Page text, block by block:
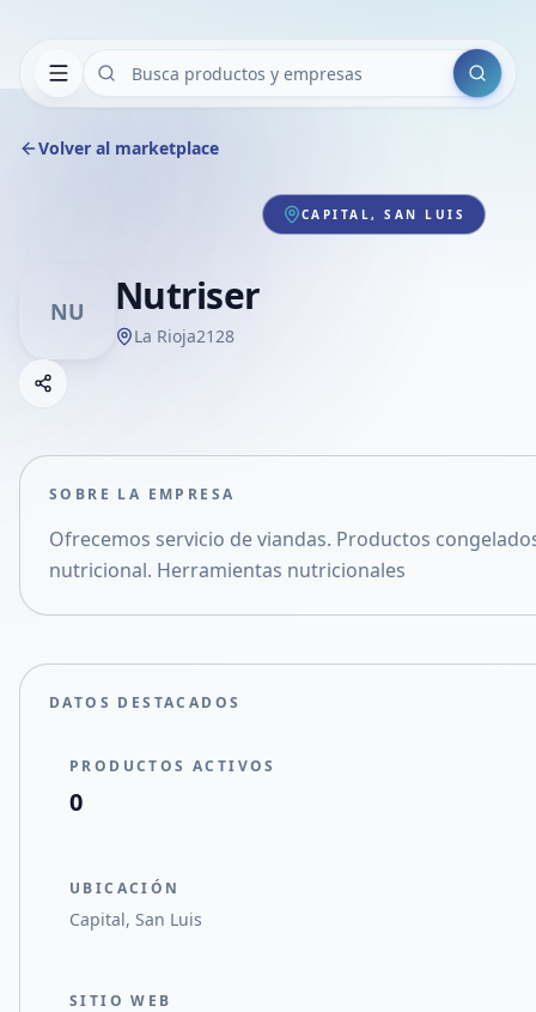
Buscar
Volver al marketplace
CAPITAL, SAN LUIS
NU Nutriser
La Rioja2128
Compartir empresa
Compartir en X
SOBRE LA EMPRESA
Ofrecemos servicio de viandas. Productos
nutricional. Herramientas nutricionales
DATOS DESTACADOS
PRODUCTOS ACTIVOS
0
UBICACIÓN
Capital, San Luis
SITIO WEB